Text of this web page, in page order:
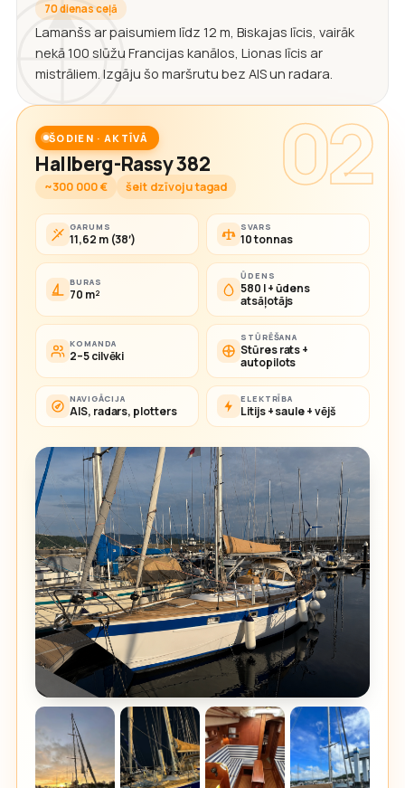
70 dienas ceļā
Lamanšs ar paisumiem līdz 12 m, Biskajas līcis, vairāk
nekā 100 slūžu Francijas kanālos, Lionas līcis ar
mistrāliem. Izgāju šo maršrutu bez AIS un radara.
02
ŠODIEN · AKTĪVĀ
Hallberg-Rassy 382
~300 000 € šeit dzīvoju tagad
GARUMS
11,62 m (38′)
SVARS
10 tonnas
BURAS
70 m²
ŪDENS
580 l + ūdens
atsāļotājs
KOMANDA
2–5 cilvēki
STŪRĒŠANA
Stūres rats +
autopilots
NAVIGĀCIJA
AIS, radars, plotters
ELEKTRĪBA
Litijs + saule + vējš